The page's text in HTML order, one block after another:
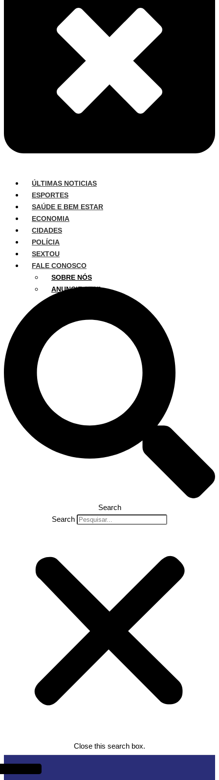
ÚLTIMAS NOTICIAS
ESPORTES
SAÚDE E BEM ESTAR
ECONOMIA
CIDADES
POLÍCIA
SEXTOU
FALE CONOSCO
SOBRE NÓS
ANUNCIE AQUI
Search
Search
Close this search box.